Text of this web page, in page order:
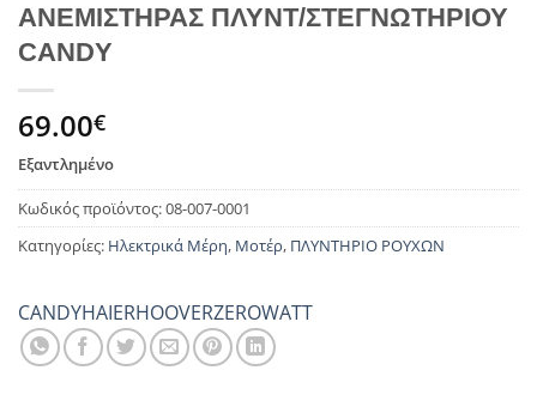
ΑΝΕΜΙΣΤΗΡΑΣ ΠΛΥΝΤ/ΣΤΕΓΝΩΤΗΡΙΟΥ
CANDY
69.00€
Εξαντλημένο
Κωδικός προϊόντος:08-007-0001
Κατηγορίες: Ηλεκτρικά Μέρη, Μοτέρ, ΠΛΥΝΤΗΡΙΟ ΡΟΥΧΩΝ
CANDYHAIERHOOVERZEROWATT